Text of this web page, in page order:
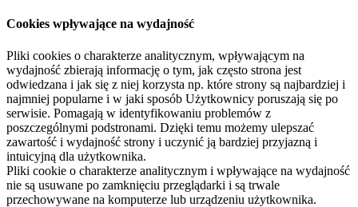
Cookies wpływające na wydajność
Pliki cookies o charakterze analitycznym, wpływającym na
wydajność zbierają informację o tym, jak często strona jest
odwiedzana i jak się z niej korzysta np. które strony są najbardziej i
najmniej popularne i w jaki sposób Użytkownicy poruszają się po
serwisie. Pomagają w identyfikowaniu problemów z
poszczególnymi podstronami. Dzięki temu możemy ulepszać
zawartość i wydajność strony i uczynić ją bardziej przyjazną i
intuicyjną dla użytkownika.
Pliki cookie o charakterze analitycznym i wpływające na wydajność
nie są usuwane po zamknięciu przeglądarki i są trwale
przechowywane na komputerze lub urządzeniu użytkownika.